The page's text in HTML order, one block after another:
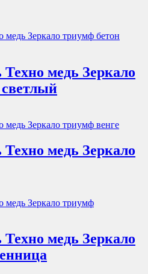
Техно медь Зеркало
Техно медь Зеркало
Техно медь Зеркало